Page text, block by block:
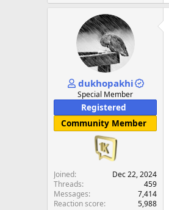
dukhopakhi
Special Member
Registered
Community Member
Joined
Dec 22, 2024
Threads
459
Messages
7,414
Reaction score
5,988